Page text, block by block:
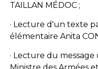
TAILLAN MÉDOC ;
· Lecture d'un texte
élémentaire Anita
· Lecture du